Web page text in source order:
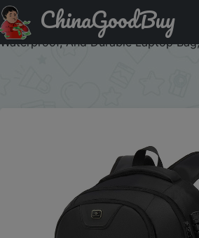
Паридбати з промокодом IFPMRFK
And Women, Fashionable Black,
Waterproof, And Durable Laptop
ChinaGoodBuy